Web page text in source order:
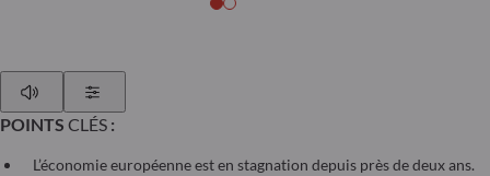
POINTS CLÉS :
L’économie européenne est en stagnation depuis près de deux ans.